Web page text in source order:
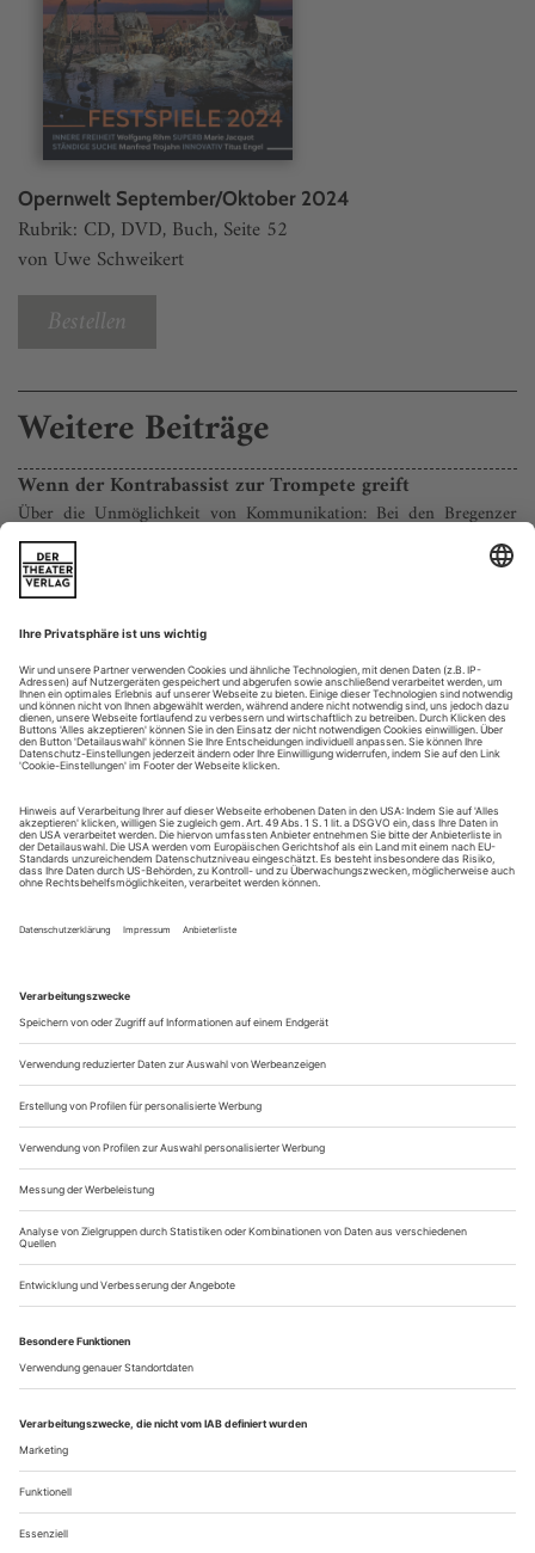
Opernwelt September/Oktober 2024
Rubrik: CD, DVD, Buch, Seite 52
von Uwe Schweikert
Bestellen
Weitere Beiträge
Wenn der Kontrabassist zur Trompete greift
Über die Unmöglichkeit von Kommunikation: Bei den Bregenzer
Festspielen wurde Ondřej Adámeks «Connection Impossible»
uraufgeführt
Gerade sechs Wochen ist es her, da erlebte Ondřej Adámeks
Oper «INES» in Köln seine Uraufführung. Sie verschränkte
die Realität einer atomaren Katastrophe mit dem Mythos von
Orpheus und Eurydike. Nun hat der offenbar bienenfleißige
Komponist im Rahmen der Bregenzer Festspiele ein weiteres
neues Opus auf die Bühne gebracht, wie in Köln unter
«Ruhe, du Gott!»
Zum Tod des großen Wagner-Forschers Udo Bermbach
Vier Wochen vor seinem Tod führte ich mit Udo Bermbach
letzten, persönlichsten Wagner-Buch: zur Entstehung der
Bayreuther «Ring»-Inszenierung von Jürgen Flimm im Jahr
2000, an der er als wissenschaftlicher Konzept-Dramaturg
maßgeblich beteiligt war....
Asterix und Adalgisa
Bellinis «Norma» im Bühnenbild von «Don Carlo»: Der Erfolg des
letzten Jahres verdonnert die Opernfestspiele in Klosterneuburg zu
gesteigerter Kreativität
Der Mond als keusche Göttin, der heilige Hain, die Misteln,
zuletzt auch das zerstörend-reinigende Feuer: Die Natur spielt
in Vincenzo Bellinis «Norma» bekanntlich eine große Rolle –
und bei Freilichtaufführungen erst recht. Ohne ein
schützendes Operndach über dem Kopf begeben sich
Stimmfetischistinnen und Belcanto-Verehrer ebenso
notgedrungen wie passend in Gottes...
Über uns Kontakt Kritikerumfrage Newsletter